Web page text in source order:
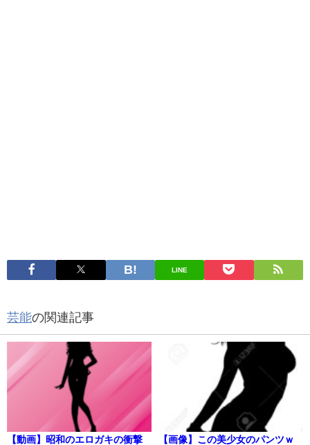
LINE
芸能の関連記事
【動画】昭和のエロガキの衝撃
【画像】この美少女のパンツｗ